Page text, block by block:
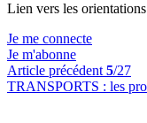
Lien vers les
Je me connecte
Je m'abonne
Article précédent 5/27
TRANSPORTS : les